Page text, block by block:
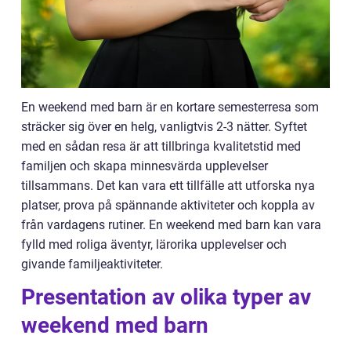
En weekend med barn är en kortare semesterresa som
sträcker sig över en helg, vanligtvis 2-3 nätter. Syftet
med en sådan resa är att tillbringa kvalitetstid med
familjen och skapa minnesvärda upplevelser
tillsammans. Det kan vara ett tillfälle att utforska nya
platser, prova på spännande aktiviteter och koppla av
från vardagens rutiner. En weekend med barn kan vara
fylld med roliga äventyr, lärorika upplevelser och
givande familjeaktiviteter.
Presentation av olika typer av
weekend med barn